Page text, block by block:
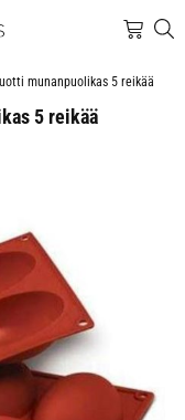
munanpuolikas 5 reikää
5 reikää